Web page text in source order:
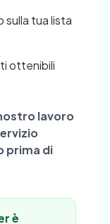
sulla tua lista
ottenibili
lavoro
prima di
è